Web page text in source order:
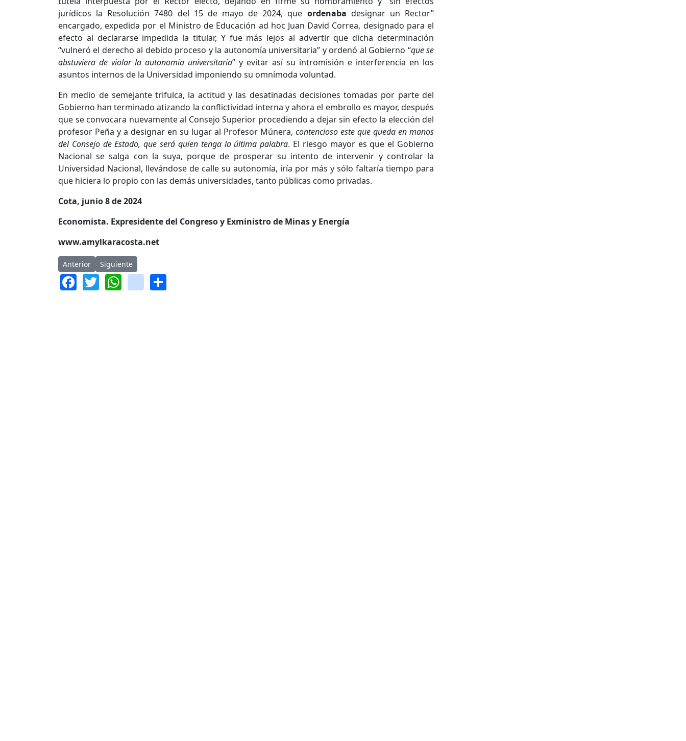
jurídicos la Resolución 7480 del 15 de mayo de 2024, que ordenaba designar un Rector”
encargado, expedida por el Ministro de Educación ad hoc Juan David Correa, designado para el
efecto al declararse impedida la titular, Y fue más lejos al advertir que dicha determinación
“vulneró el derecho al debido proceso y la autonomía universitaria” y ordenó al Gobierno “que se
abstuviera de violar la autonomía universitaria” y evitar así su intromisión e interferencia en los
asuntos internos de la Universidad imponiendo su omnímoda voluntad.
En medio de semejante trifulca, la actitud y las desatinadas decisiones tomadas por parte del
Gobierno han terminado atizando la conflictividad interna y ahora el embrollo es mayor, después
que se convocara nuevamente al Consejo Superior procediendo a dejar sin efecto la elección del
profesor Peña y a designar en su lugar al Profesor Múnera, contencioso este que queda en manos
del Consejo de Estado, que será quien tenga la última palabra. El riesgo mayor es que el Gobierno
Nacional se salga con la suya, porque de prosperar su intento de intervenir y controlar la
Universidad Nacional, llevándose de calle su autonomía, iría por más y sólo faltaría tiempo para
que hiciera lo propio con las demás universidades, tanto públicas como privadas.
Cota, junio 8 de 2024
Economista. Expresidente del Congreso y Exministro de Minas y Energía
www.amylkaracosta.net
Artículo anterior: Se especula mucho
Anterior Artículo siguiente: Una propuesta transformadora
Siguiente
Facebook
Twitter
WhatsApp
instagram